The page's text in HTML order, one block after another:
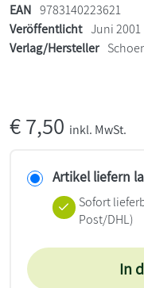
EAN 9783140223621
Veröffentlicht Juni 2001
Verlag/Hersteller
€7,50 inkl. MwSt.
Artikel liefern
Sofort
Post/DHL)
In